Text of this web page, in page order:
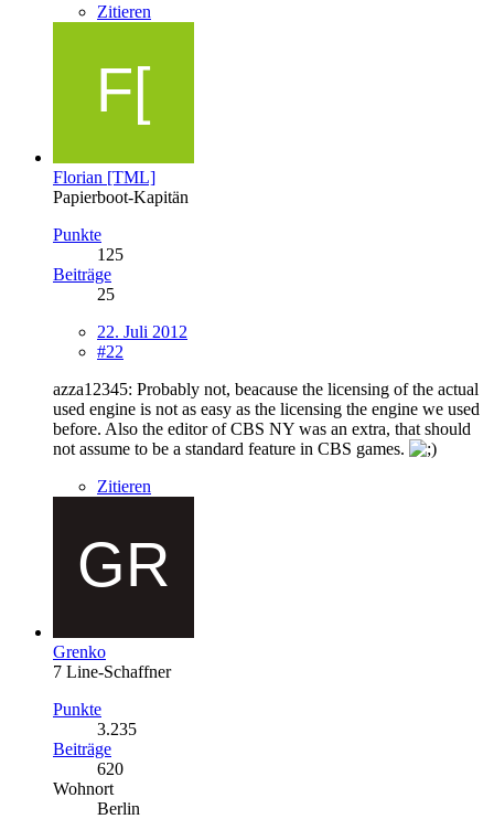
Zitieren
Florian [TML]
Papierboot-Kapitän
Punkte
125
Beiträge
25
22. Juli 2012
#22
azza12345: Probably not, beacause the licensing of the actual
used engine is not as easy as the licensing the engine we used
before. Also the editor of CBS NY was an extra, that should
not assume to be a standard feature in CBS games.
Zitieren
Grenko
7 Line-Schaffner
Punkte
3.235
Beiträge
620
Wohnort
Berlin